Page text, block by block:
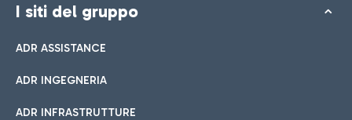
I siti del gruppo
ADR ASSISTANCE
ADR INGEGNERIA
ADR INFRASTRUTTURE